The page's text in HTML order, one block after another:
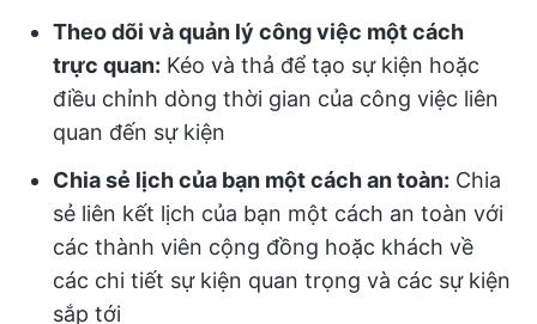
Theo dõi và quản lý công việc một cách
trực quan: Kéo và thả để tạo sự kiện hoặc
điều chỉnh dòng thời gian của công việc liên
quan đến sự kiện
Chia sẻ lịch của bạn một cách an toàn: Chia
sẻ liên kết lịch của bạn một cách an toàn với
các thành viên cộng đồng hoặc khách về
các chi tiết sự kiện quan trọng và các sự kiện
sắp tới